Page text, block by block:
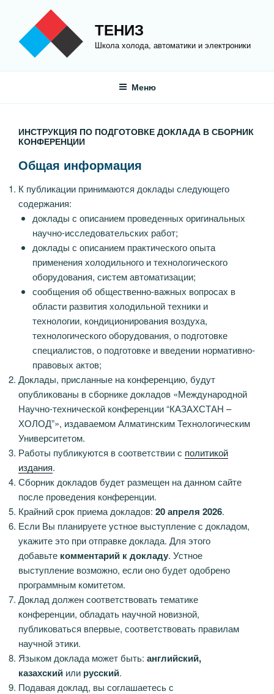
содержимому
ТЕНИЗ
Школа холода, автоматики и электроники
Меню
ИНСТРУКЦИЯ ПО ПОДГОТОВКЕ ДОКЛАДА В СБОРНИК
КОНФЕРЕНЦИИ
Общая информация
К публикации принимаются доклады следующего
содержания:
доклады с описанием проведенных оригинальных
научно-исследовательских работ;
доклады с описанием практического опыта
применения холодильного и технологического
оборудования, систем автоматизации;
сообщения об общественно-важных вопросах в
области развития холодильной техники и
технологии, кондиционирования воздуха,
технологического оборудования, о подготовке
специалистов, о подготовке и введении нормативно-
правовых актов;
Доклады, присланные на конференцию, будут
опубликованы в сборнике докладов «Международной
Научно-технической конференции “КАЗАХСТАН –
ХОЛОД”», издаваемом Алматинским Технологическим
Университетом.
Работы публикуются в соответствии с политикой
издания.
Сборник докладов будет размещен на данном сайте
после проведения конференции.
Крайний срок приема докладов: 20 апреля 2026.
Если Вы планируете устное выступление с докладом,
укажите это при отправке доклада. Для этого
добавьте комментарий к докладу. Устное
выступление возможно, если оно будет одобрено
программным комитетом.
Доклад должен соответствовать тематике
конференции, обладать научной новизной,
публиковаться впервые, соответствовать правилам
научной этики.
Языком доклада может быть: английский,
казахский или русский.
Подавая доклад, вы соглашаетесь с